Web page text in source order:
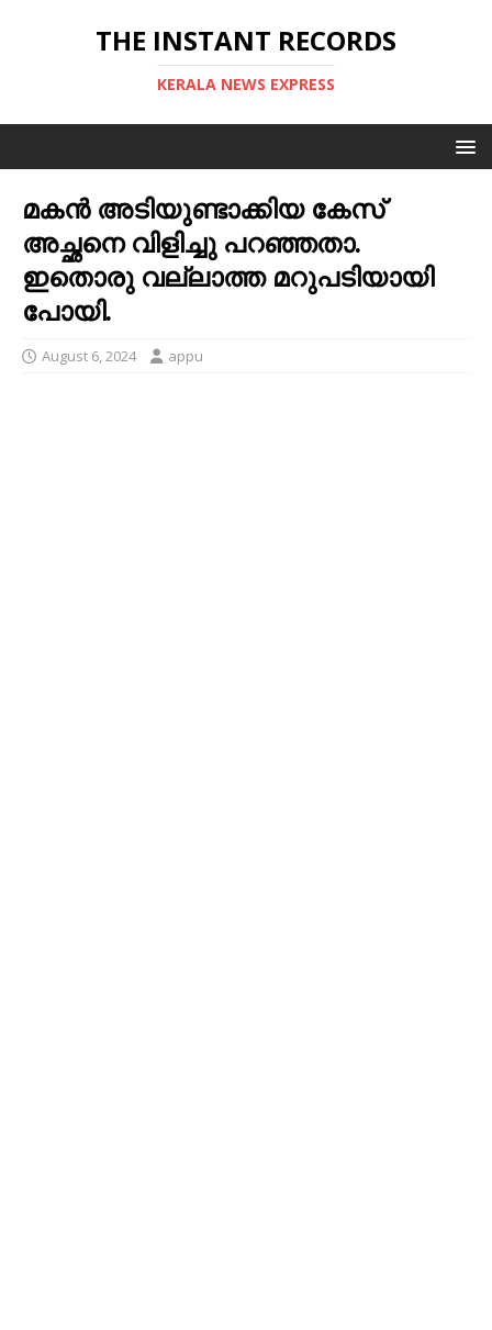
THE INSTANT RECORDS
KERALA NEWS EXPRESS
മകൻ അടിയുണ്ടാക്കിയ കേസ്
അച്ഛനെ വിളിച്ചു പറഞ്ഞതാ.
ഇതൊരു വല്ലാത്ത മറുപടിയായി
പോയി.
August 6, 2024 appu